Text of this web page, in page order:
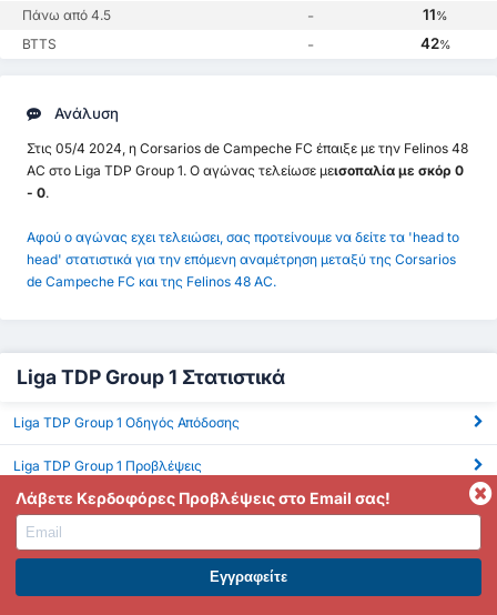
Πάνω από 4.5 - 11%
BTTS - 42%
Ανάλυση
Στις 05/4 2024, η Corsarios de Campeche FC έπαιξε με την Felinos 48
AC στο Liga TDP Group 1. Ο αγώνας τελείωσε μεισοπαλία με σκόρ 0
- 0.
Αφού ο αγώνας εχει τελειώσει, σας προτείνουμε να δείτε τα 'head to
head' στατιστικά για την επόμενη αναμέτρηση μεταξύ της Corsarios
de Campeche FC και της Felinos 48 AC.
Liga TDP Group 1 Στατιστικά
Liga TDP Group 1 Οδηγός Απόδοσης
Liga TDP Group 1 Προβλέψεις
Liga TDP Group 1 ΜΟ Γκόλ
Liga TDP Group 1 BTTS
Liga TDP Group 1 Πάνω από 2.5 Γκολ
ΕΓΓΡΑΦΕΙΤΕ ΣΤΟ PREMIUM. ΕΠΩΦΕΛΗΘΕΙΤΕ ΤΩΡΑ.
Λάβετε Κερδοφόρες Προβλέψεις στο Email σας!